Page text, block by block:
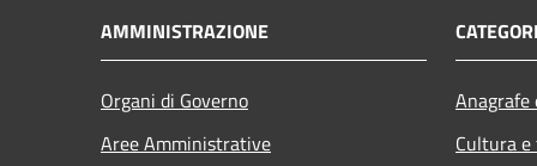
AMMINISTRAZIONE
Organi di Governo
Aree Amministrative
Cultura